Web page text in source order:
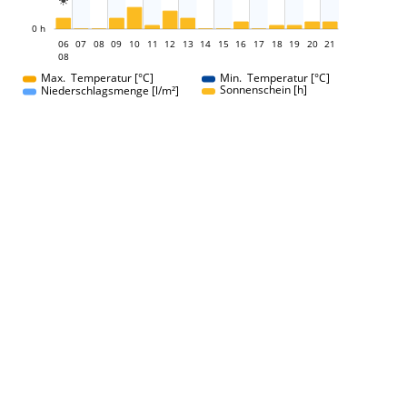
0 h
06
06
08
07 08 09 10 11 12 13 14 15 16 17 18 19 20 21
Max. Temperatur [°C]
Min. Temperatur [°C]
Niederschlagsmenge [l/m²]
Sonnenschein [h]